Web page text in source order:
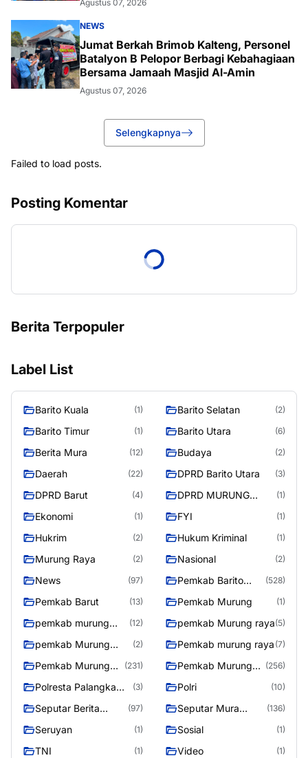
Agustus 07, 2026
NEWS
Jumat Berkah Brimob Kalteng, Personel
Batalyon B Pelopor Berbagi Kebahagiaan
Bersama Jamaah Masjid Al-Amin
Agustus 07, 2026
Selengkapnya
Failed to load posts.
Posting Komentar
Berita Terpopuler
Label List
Barito Kuala (1) Barito Selatan (2)
Barito Timur (1) Barito Utara (6)
Berita Mura (12) Budaya (2)
Daerah (22) DPRD Barito Utara (3)
DPRD Barut (4)
DPRD MURUNG
RAYA
(1)
Ekonomi (1) FYI (1)
Hukrim (2) Hukum Kriminal (1)
Murung Raya (2) Nasional (2)
News (97)
Pemkab Barito
Utara
(528)
Pemkab Barut (13) Pemkab Murung (1)
pemkab murung
(12) pemkab Murung raya(5)
pemkab Murung
Raya
(2) Pemkab murung raya (7)
Pemkab Murung
raya
(231)
Pemkab Murung
Raya
(256)
Polresta Palangka
Raya
(3) Polri (10)
Seputar Berita
Murung Raya
(97)
Seputar Mura
Seasen 2
(136)
Seruyan (1) Sosial (1)
TNI (1) Video (1)